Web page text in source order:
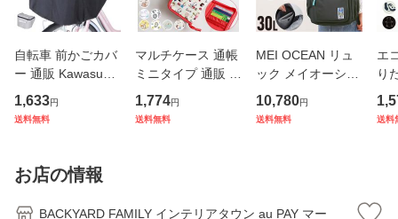
自転車 前かごカバ
ー 通販 Kawasumi
カワスミ 前カゴカ
バー バスケット カ
カバー 前 Keia＋
かわ
1,633円
送料無料
マルチケース 通帳
ミニタイプ 通販 母
子手帳ケース お薬
手帳 ポーチ 通帳ケ
1,774円
送料無料
MEI OCEAN リュ
ック メイオーシャ
ン 6206 通販 リュ
ックサック バック
10,780円
送料無料
エ
り
ト
ア
送料
お店の情報
BACKYARD FAMILY インテリアタウン au PAY マー